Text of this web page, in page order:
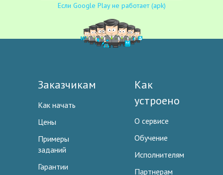
Если Google Play не работает (apk)
Заказчикам
Как начать
Цены
Примеры
заданий
Гарантии
Как
устроено
О сервисе
Обучение
Исполнителям
Партнерам